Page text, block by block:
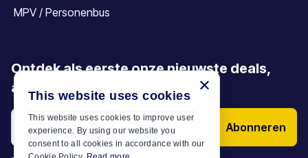
MPV / Personenbus
Ontdek als eerste onze nieuwste deals,
aanbiedingen en artikelen
Abonneren
×
This website uses cookies
This website uses cookies to improve user
experience. By using our website you
consent to all cookies in accordance with our